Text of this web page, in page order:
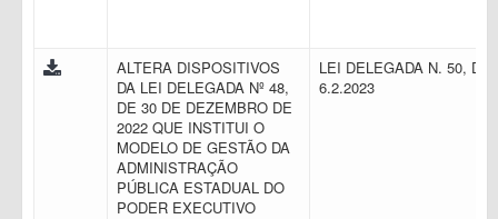
ALTERA DISPOSITIVOS
DA LEI DELEGADA Nº 48,
DE 30 DE DEZEMBRO DE
2022 QUE INSTITUI O
MODELO DE GESTÃO DA
ADMINISTRAÇÃO
PÚBLICA ESTADUAL DO
PODER EXECUTIVO
LEI DELEGADA N. 50, DE
6.2.2023